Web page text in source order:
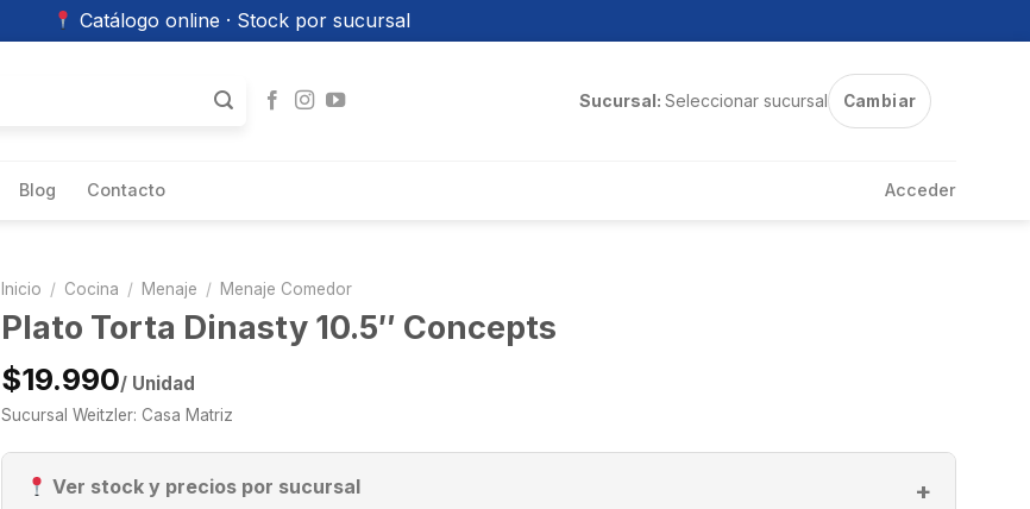
Catálogo online · Stock por sucursal
Sucursal: Seleccionar sucursal Cambiar
Blog Contacto Acceder
Inicio / Cocina / Menaje / Menaje Comedor
Plato Torta Dinasty 10.5″ Concepts
$19.990/ Unidad
Sucursal Weitzler: Casa Matriz
Ver stock y precios por sucursal